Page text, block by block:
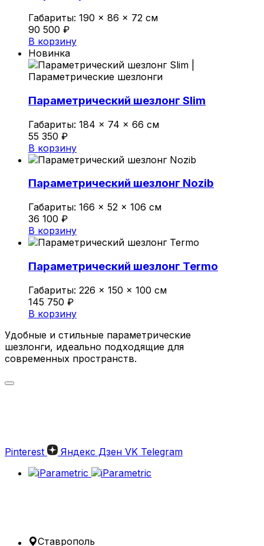
Политика конфиденциальности
0
Обзор корзины
В корзине нет товаров.
Габариты: 190 × 86 × 72 см
90 500 ₽
В корзину
Новинка
Параметрический шезлонг Slim
Габариты: 184 × 74 × 66 см
55 350 ₽
В корзину
Параметрический шезлонг Nozib
Габариты: 166 × 52 × 106 см
36 100 ₽
В корзину
Параметрический шезлонг Termo
Габариты: 226 × 150 × 100 см
145 750 ₽
В корзину
Удобные и стильные параметрические
шезлонги, идеально подходящие для
современных пространств.
Параметрические шезлонги — это
современное решение для комфортного
отдыха и оформления стильного
и общественных зон отдыха, таких как пляжи,
Pinterest Яндекс Дзен VK Telegram
Ставрополь